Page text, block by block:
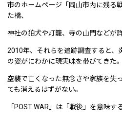
市のホームページ「岡山市内に残る
た橋、
神社の狛犬や灯籠、寺の山門などが
2010年、それらを追跡調査すると、
の姿がにわかに現実味を帯びてきた。
空襲で亡くなった無念さや家族を失
ても消えるはずがない。
「POST WAR」は「戦後」を意味す